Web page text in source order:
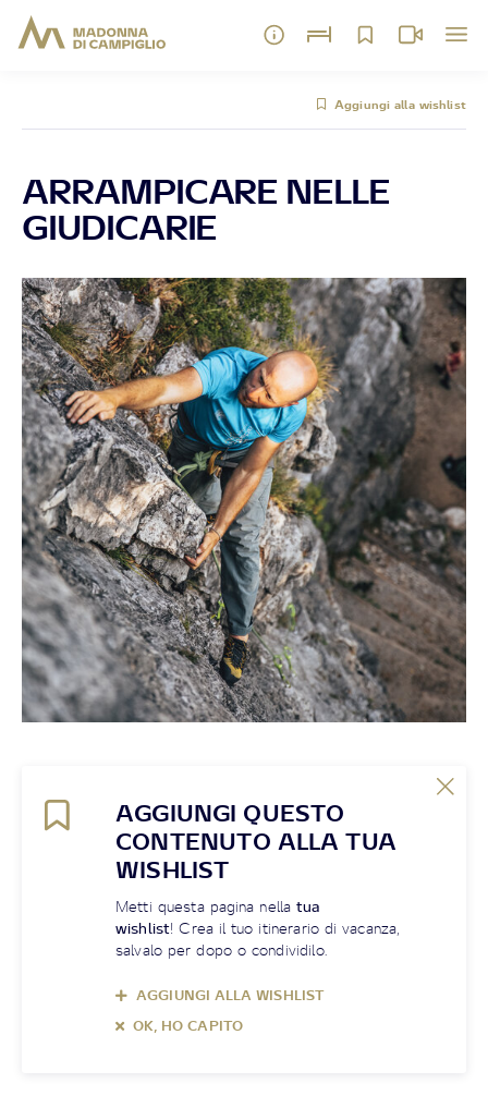
Aggiungi alla wishlist
ARRAMPICARE NELLE
GIUDICARIE
AGGIUNGI QUESTO
CONTENUTO ALLA TUA
WISHLIST
Metti questa pagina nellatua
wishlist! Crea il tuo itinerario di vacanza,
salvalo per dopo o condividilo.
AGGIUNGI ALLA WISHLIST
OK, HO CAPITO